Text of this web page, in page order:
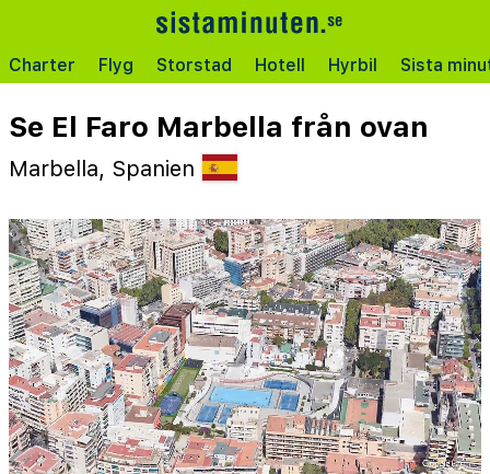
Charter Flyg Storstad Hotell Hyrbil Sista
Se El Faro Marbella från ovan
Marbella, Spanien